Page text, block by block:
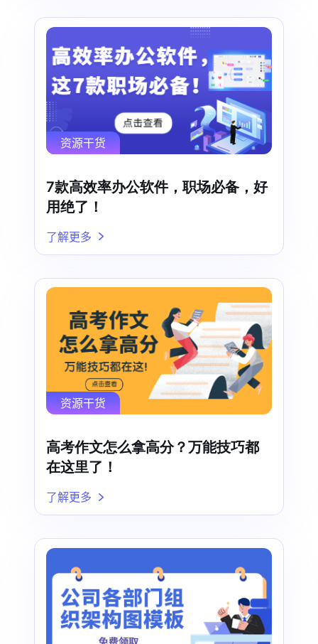
资源干货
7款高效率办公软件，职场必备，好
用绝了！
了解更多
资源干货
高考作文怎么拿高分？万能技巧都
在这里了！
了解更多